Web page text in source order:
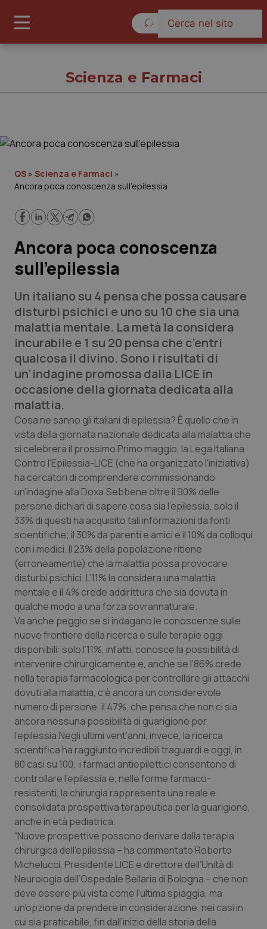
Cronache
Lavoro e Professioni
Scienza e Farmaci
Studi e Analisi
Lettere al direttore
Edizioni Regionali
QS Pro
Professionisti Sanitari.AI
Abruzzo
Basilicata
Calabria
Campania
Emilia-Romagna
Friuli Venezia Giulia
Lazio
Liguria
Lombardia
Marche
Molise
Piemonte
Provincia Autonoma di Bolzano
Provincia Autonoma di Trento
Puglia
QS Pro Gold
Artrite & artrosi
Asma & BPCO
Car-T
Colesterolo & coronaropatie
Dermatite Atopica
Diabete & glucometri
Disturbi dell’umore
Dolore
Donna & Salute
Epatiti
HIV
Infezioni & Febbre
Ipertensione & Scompenso
Malattie rare
QS Club Newsletter
Scienza e Farmaci
QS » Scienza e Farmaci »
Ancora poca conoscenza sull’epilessia
Ancora poca conoscenza
sull’epilessia
Un italiano su 4 pensa che possa causare
disturbi psichici e uno su 10 che sia una
malattia mentale. La metà la considera
incurabile e 1 su 20 pensa che c’entri
qualcosa il divino. Sono i risultati di
un’indagine promossa dalla LICE in
occasione della giornata dedicata alla
malattia.
Cosa ne sanno gli italiani di epilessia? È quello che in
vista della giornata nazionale dedicata alla malattia che
si celebrerà il prossimo Primo maggio, la Lega Italiana
Contro l'Epilessia-LICE (che ha organizzato l’iniziativa)
ha cercatori di comprendere commissionando
un’indagine alla Doxa.Sebbene oltre il 90% delle
persone dichiari di sapere cosa sia l’epilessia, solo il
33% di questi ha acquisito tali informazioni da fonti
scientifiche; il 30% da parenti e amici e il 10% da colloqui
con i medici. Il 23% della popolazione ritiene
(erroneamente) che la malattia possa provocare
disturbi psichici. L’11% la considera una malattia
mentale e il 4% crede addirittura che sia dovuta in
qualche modo a una forza sovrannaturale.
Va anche peggio se si indagano le conoscenze sulle
nuove frontiere della ricerca e sulle terapie oggi
disponibili: solo l’11%, infatti, conosce la possibilità di
intervenire chirurgicamente e, anche se l’86% crede
nella terapia farmacologica per controllare gli attacchi
dovuti alla malattia, c’è ancora un considerevole
numero di persone, il 47%, che pensa che non ci sia
ancora nessuna possibilità di guarigione per
l’epilessia.Negli ultimi vent’anni, invece, la ricerca
scientifica ha raggiunto incredibili traguardi e oggi, in
80 casi su 100, i farmaci antiepilettici consentono di
controllare l’epilessia e, nelle forme farmaco-
resistenti, la chirurgia rappresenta una reale e
consolidata prospettiva terapeutica per la guarigione,
anche in età pediatrica.
“Nuove prospettive possono derivare dalla terapia
chirurgica dell’epilessia – ha commentato Roberto
Michelucci, Presidente LICE e direttore dell’Unità di
Neurologia dell’Ospedale Bellaria di Bologna – che non
deve essere più vista come l’ultima spiaggia, ma
un’opzione da prendere in considerazione, nei casi in
cui sia praticabile, fin dall’inizio della storia della